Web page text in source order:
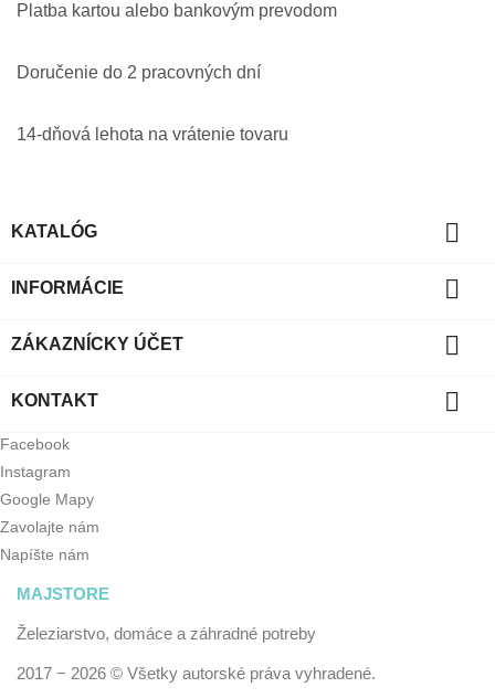
Platba kartou alebo bankovým prevodom
Doručenie do 2 pracovných dní
14-dňová lehota na vrátenie tovaru
KATALÓG 
INFORMÁCIE 
ZÁKAZNÍCKY ÚČET 
KONTAKT 
Facebook
Instagram
Google Mapy
Zavolajte nám
Napíšte nám
MAJSTORE
Železiarstvo, domáce a záhradné potreby
2017 − 2026 © Všetky autorské práva vyhradené.